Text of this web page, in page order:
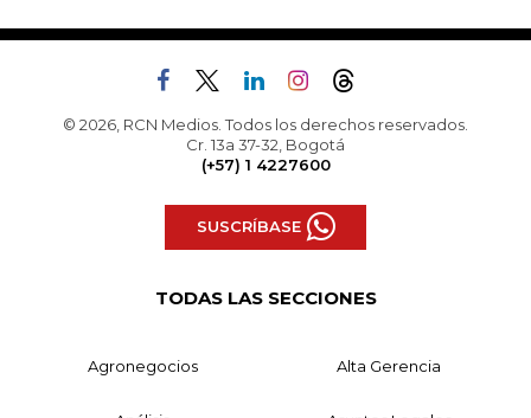
© 2026, RCN Medios. Todos los derechos reservados.
Cr. 13a 37-32, Bogotá
(+57) 1 4227600
SUSCRÍBASE
TODAS LAS SECCIONES
Agronegocios Alta Gerencia